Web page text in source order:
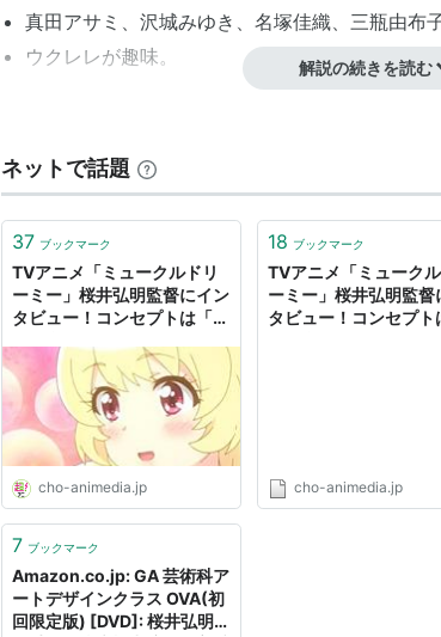
真田アサミ、沢城みゆき、名塚佳織、三瓶由布
ウクレレが趣味。
アキハバラ電脳組 2011年の夏休み
デ・ジ・キャラット
だぁ！だぁ！だぁ！
魁!!クロマティ高校
デ・ジ・キャラットにょ
パラッパラッパー
ウィンターガーデン
レ・ミゼラブル 少女コゼット
GA 芸術科アートデザインクラス
会長はメイド様！
猫神やおよろず
作品（演出）
解説の続きを読む
ネットで話題
37 ブックマーク
TVアニメ「ミュークルドリ
ーミー」桜井弘明監督にイン
タビュー！コンセプトは「親
作っている大人たちもおもし
ろがっている | 超！アニメデ
ィア
cho-animedia.jp
18 ブックマーク
TVアニメ「ミューク
ーミー」桜井弘明監督
タビュー！コンセプト
cho-animedia.jp
7 ブックマーク
Amazon.co.jp: GA 芸術科ア
ートデザインクラス OVA(初
回限定版) [DVD]: 桜井弘明